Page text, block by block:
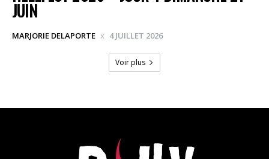
JUIN
MARJORIE DELAPORTE 4 JUILLET 2026
Voir plus